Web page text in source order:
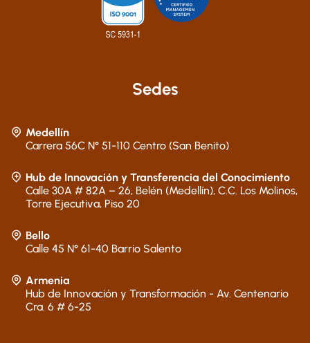
Sedes
Medellín
Carrera 56C N° 51-110 Centro (San Benito)
Hub de Innovación y Transferencia del Conocimiento
Calle 30A # 82A – 26, Belén (Medellín), C.C. Los Molinos,
Torre Ejecutiva, Piso 20
Bello
Calle 45 N° 61-40 Barrio Salento
Armenia
Hub de Innovación y Transformación - Av. Centenario
Cra. 6 # 6-25